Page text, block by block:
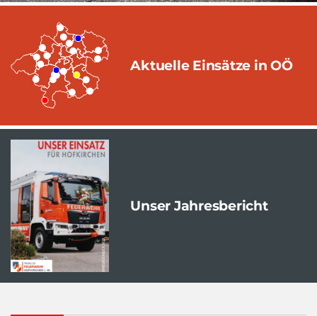
Aktuelle Einsätze in OÖ
Unser Jahresbericht